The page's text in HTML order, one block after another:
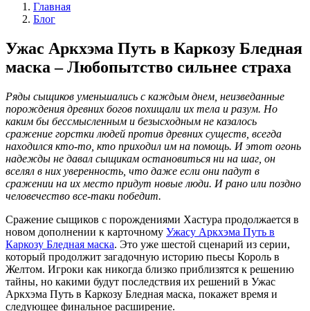
Главная
Блог
Ужас Аркхэма Путь в Каркозу Бледная
маска – Любопытство сильнее страха
Ряды сыщиков уменьшались с каждым днем, неизведанные
порождения древних богов похищали их тела и разум. Но
каким бы бессмысленным и безысходным не казалось
сражение горстки людей против древних существ, всегда
находился кто-то, кто приходил им на помощь. И этот огонь
надежды не давал сыщикам остановиться ни на шаг, он
вселял в них уверенность, что даже если они падут в
сражении на их место придут новые люди. И рано или поздно
человечество все-таки победит.
Сражение сыщиков с порождениями Хастура продолжается в
новом дополнении к карточному Ужасу Аркхэма Путь в
Каркозу Бледная маска. Это уже шестой сценарий из серии,
который продолжит загадочную историю пьесы Король в
Желтом. Игроки как никогда близко приблизятся к решению
тайны, но какими будут последствия их решений в Ужас
Аркхэма Путь в Каркозу Бледная маска, покажет время и
следующее финальное расширение.